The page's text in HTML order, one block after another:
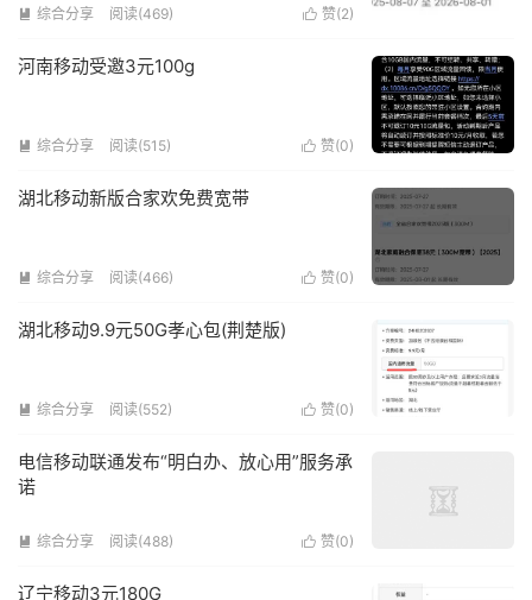
 赞(2)
 综合分享 阅读(469)
河南移动受邀3元100g
 赞(0)
 综合分享 阅读(515)
湖北移动新版合家欢免费宽带
 赞(0)
 综合分享 阅读(466)
湖北移动9.9元50G孝心包(荆楚版)
 赞(0)
 综合分享 阅读(552)
电信移动联通发布“明白办、放心用”服务承
诺
 赞(0)
 综合分享 阅读(488)
辽宁移动3元180G